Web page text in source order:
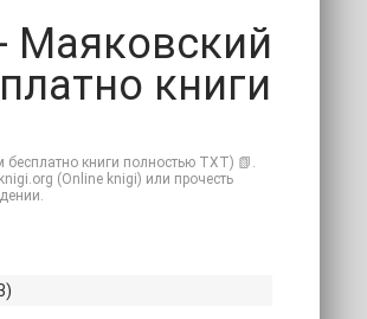
Маяковский
книги
книги полностью TXT) 📗.
(Online knigi) или прочесть